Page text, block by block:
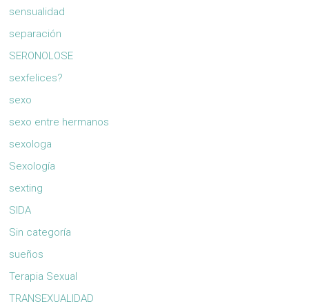
sensualidad
separación
SERONOLOSE
sexfelices?
sexo
sexo entre hermanos
sexologa
Sexología
sexting
SIDA
Sin categoría
sueños
Terapia Sexual
TRANSEXUALIDAD